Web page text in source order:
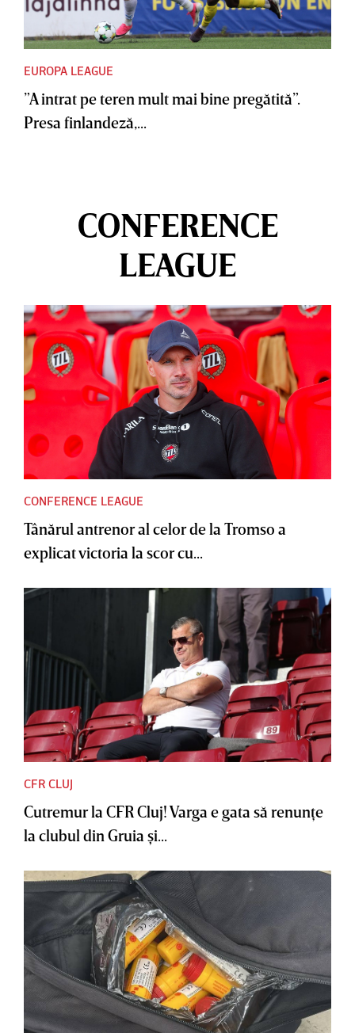
EUROPA LEAGUE
”A intrat pe teren mult mai bine pregătită”.
Presa finlandeză,...
CONFERENCE
LEAGUE
CONFERENCE LEAGUE
Tânărul antrenor al celor de la Tromso a
explicat victoria la scor cu...
CFR CLUJ
Cutremur la CFR Cluj! Varga e gata să renunţe
la clubul din Gruia şi...